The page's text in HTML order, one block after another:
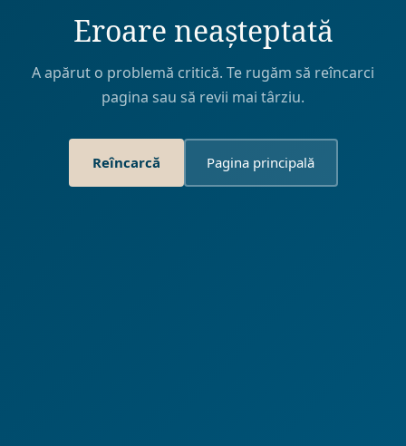
Eroare neașteptată
A apărut o problemă critică. Te rugăm să reîncarci
pagina sau să revii mai târziu.
Reîncarcă Pagina principală